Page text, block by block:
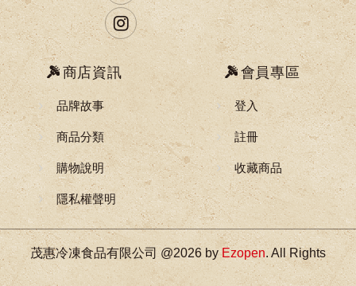
商店資訊
品牌故事
商品分類
購物說明
隱私權聲明
會員專區
登入
註冊
收藏商品
茂惠冷凍食品有限公司 @2026 byEzopen. All Rights